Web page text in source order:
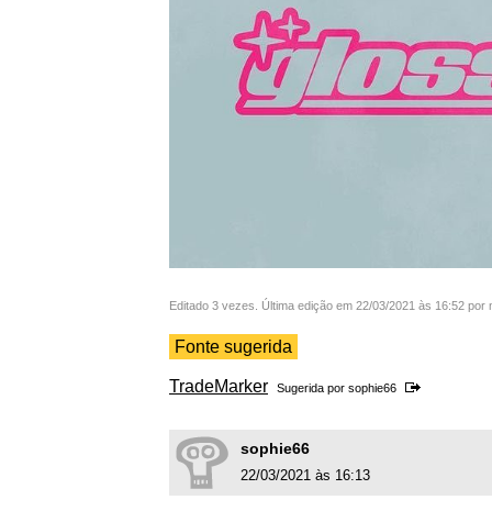
Editado 3 vezes. Última edição em 22/03/2021 às 16:52 por
Fonte sugerida
TradeMarker Sugerida por sophie66
sophie66
22/03/2021 às 16:13